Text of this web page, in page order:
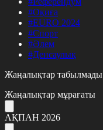
#Оқиға
#EURO 2024
#Спорт
#Әлем
#Денсаулық
Жаңалықтар табылмады
Жаңалықтар мұрағаты
АҚПАН 2026